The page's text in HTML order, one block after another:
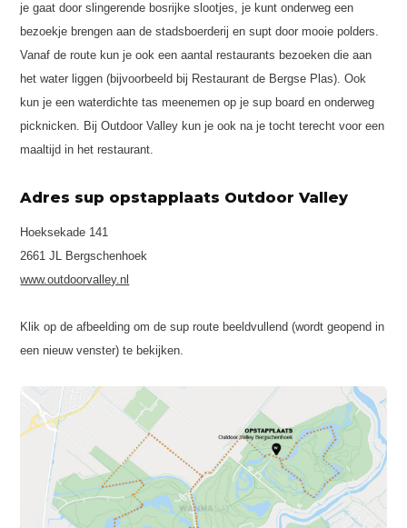
je gaat door slingerende bosrijke slootjes, je kunt onderweg een
bezoekje brengen aan de stadsboerderij en supt door mooie polders.
Vanaf de route kun je ook een aantal restaurants bezoeken die aan
het water liggen (bijvoorbeeld bij Restaurant de Bergse Plas). Ook
kun je een waterdichte tas meenemen op je sup board en onderweg
picknicken. Bij Outdoor Valley kun je ook na je tocht terecht voor een
maaltijd in het restaurant.
Adres sup opstapplaats Outdoor Valley
Hoeksekade 141
2661 JL Bergschenhoek
www.outdoorvalley.nl
Klik op de afbeelding om de sup route beeldvullend (wordt geopend in
een nieuw venster) te bekijken.